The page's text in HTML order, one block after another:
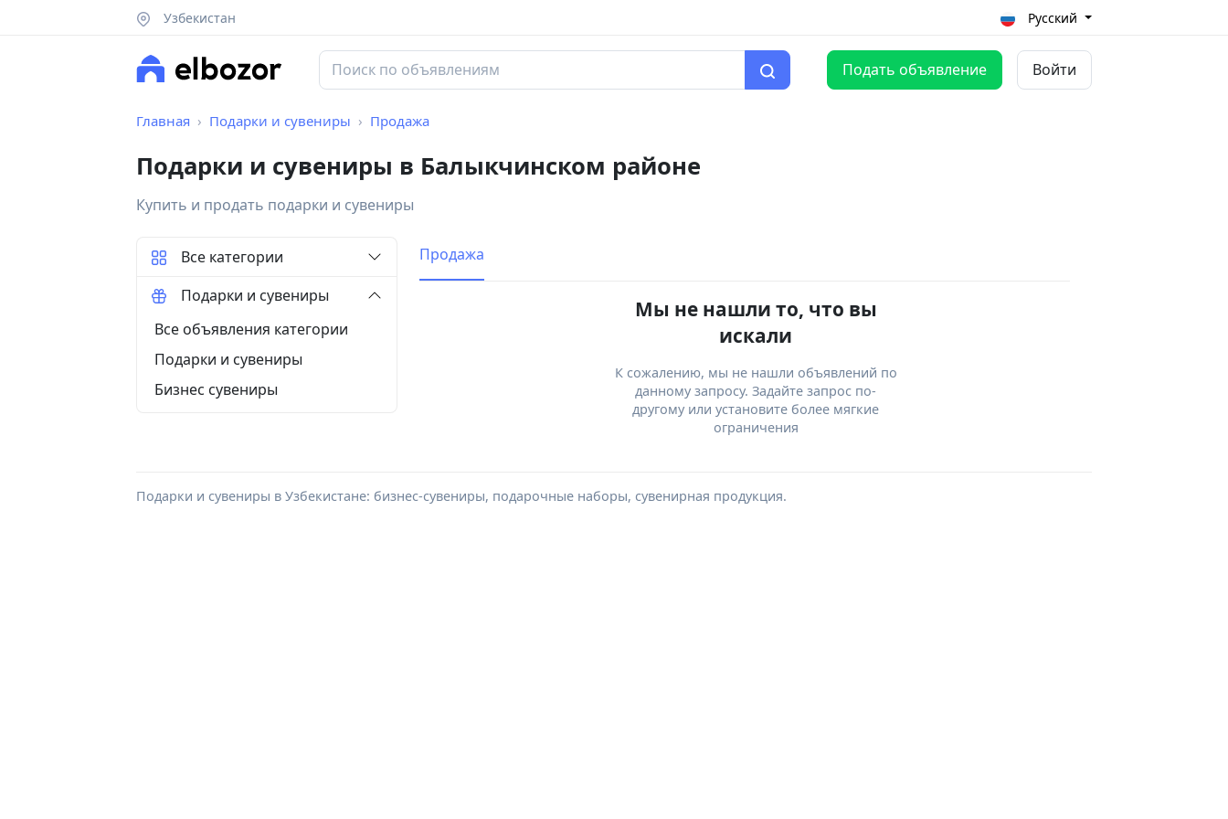
Узбекистан Русский
Подать объявление Войти
Главная Подарки и сувениры Продажа
Подарки и сувениры в Балыкчинском районе
Купить и продать подарки и сувениры
Продажа
Мы не нашли то, что вы
искали
К сожалению, мы не нашли объявлений по
данному запросу. Задайте запрос по-
другому или установите более мягкие
ограничения
Все категории
Подарки и сувениры
Все объявления категории
Подарки и сувениры
Бизнес сувениры
Подарки и сувениры в Узбекистане: бизнес-сувениры, подарочные наборы, сувенирная продукция.